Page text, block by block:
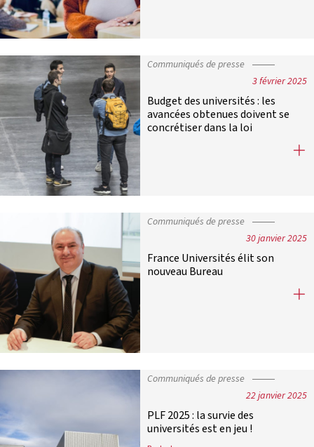
Communiqués de presse
3 février 2025
Budget des universités : les
avancées obtenues doivent se
concrétiser dans la loi
Budget des universités : les
Communiqués de presse
30 janvier 2025
France Universités élit son
nouveau Bureau
France Universités élit son
Communiqués de presse
22 janvier 2025
PLF 2025 : la survie des
universités est en jeu !